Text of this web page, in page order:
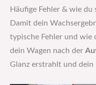
Häufige Fehler & wie du
Damit dein
typische Fehler und wie
dein Wagen nach der
Glanz erstrahlt und dein